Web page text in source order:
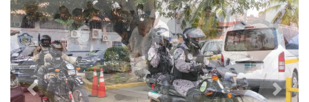
Previous Next